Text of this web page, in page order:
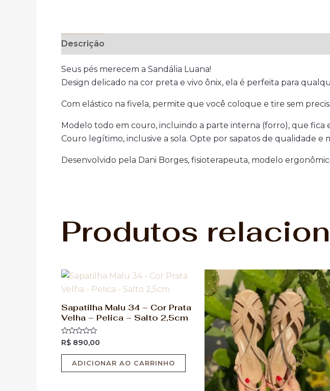
Descrição
Seus pés merecem a Sandália Luana!
Design delicado na cor preta e vivo ônix, ela é perfeita para
Com elástico na fivela, permite que você coloque e tire sem
Modelo todo em couro, incluindo a parte interna (forro), que
Couro legítimo, inclusive a sola. Opte por sapatos de qualidade e
Desenvolvido pela Dani Borges, fisioterapeuta, modelo
Produtos
Sapatilha Malu 34 – Cor Prata
Velha – Pelica – Salto 2,5cm
Avaliação
0
de
R$ 890,00
ADICIONAR AO CARRINHO